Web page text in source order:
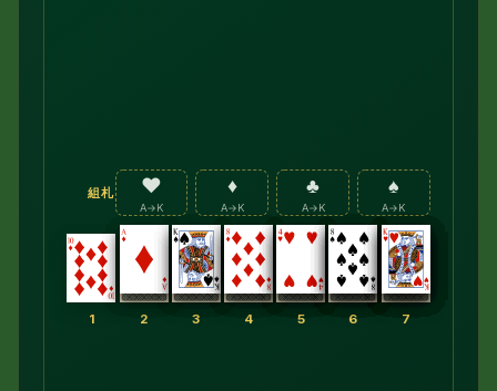
組札 ♥
A→K
♦
A→K
♣
A→K
♠
A→K
1 2 3 4 5 6 7